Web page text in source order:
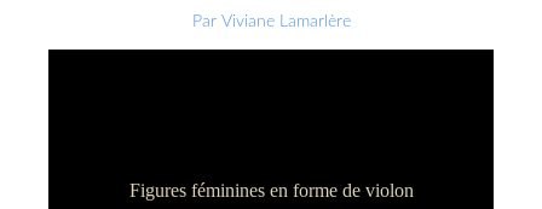
Par Viviane Lamarlère
Figures féminines en forme de violon